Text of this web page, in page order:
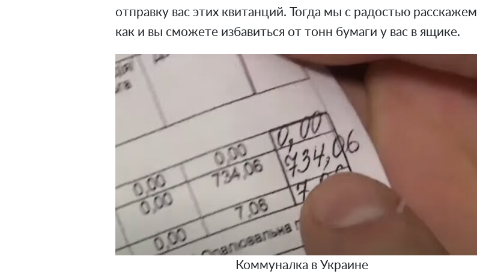
отправку вас этих квитанций. Тогда мы с радостью расскажем
как и вы сможете избавиться от тонн бумаги у вас в ящике.
Коммуналка в Украине